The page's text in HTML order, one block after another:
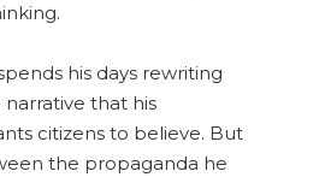
his days rewriting
that his
citizens to believe. But
the propaganda he